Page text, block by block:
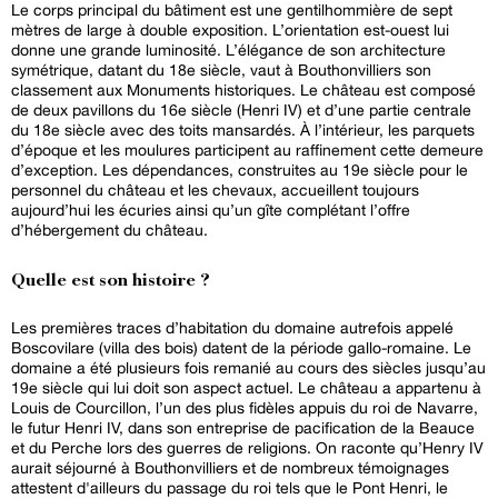
Le corps principal du bâtiment est une gentilhommière de sept
mètres de large à double exposition. L’orientation est-ouest lui
donne une grande luminosité. L’élégance de son architecture
symétrique, datant du 18e siècle, vaut à Bouthonvilliers son
classement aux Monuments historiques. Le château est composé
de deux pavillons du 16e siècle (Henri IV) et d’une partie centrale
du 18e siècle avec des toits mansardés. À l’intérieur, les parquets
d’époque et les moulures participent au raffinement cette demeure
d’exception. Les dépendances, construites au 19e siècle pour le
personnel du château et les chevaux, accueillent toujours
aujourd’hui les écuries ainsi qu’un gîte complétant l’offre
d’hébergement du château.
Quelle est son histoire ?
Les premières traces d’habitation du domaine autrefois appelé
Boscovilare (villa des bois) datent de la période gallo-romaine. Le
domaine a été plusieurs fois remanié au cours des siècles jusqu’au
19e siècle qui lui doit son aspect actuel. Le château a appartenu à
Louis de Courcillon, l’un des plus fidèles appuis du roi de Navarre,
le futur Henri IV, dans son entreprise de pacification de la Beauce
et du Perche lors des guerres de religions. On raconte qu’Henry IV
aurait séjourné à Bouthonvilliers et de nombreux témoignages
attestent d'ailleurs du passage du roi tels que le Pont Henri, le